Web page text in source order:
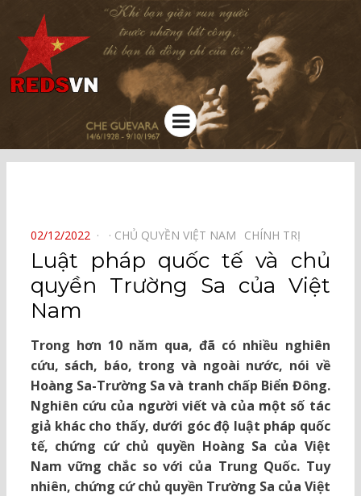
Kênh chia sẻ tri thức cộng đồng
Menu
POSTED
ON
02/12/2022 CHỦ QUYỀN VIỆT NAM⠀ CHÍNH TRỊ⠀
Luật pháp quốc tế và chủ
quyền Trường Sa của Việt
Nam
Trong hơn 10 năm qua, đã có nhiều nghiên
cứu, sách, báo, trong và ngoài nước, nói về
Hoàng Sa-Trường Sa và tranh chấp Biển Đông.
Nghiên cứu của người viết và của một số tác
giả khác cho thấy, dưới góc độ luật pháp quốc
tế, chứng cứ chủ quyền Hoàng Sa của Việt
Nam vững chắc so với của Trung Quốc. Tuy
nhiên, chứng cứ chủ quyền Trường Sa của Việt